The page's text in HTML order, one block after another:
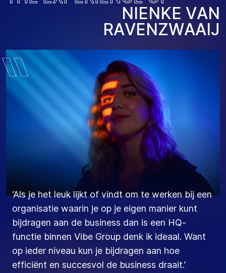
NIENKE VAN
RAVENZWAAIJ
‘Als je het leuk lijkt of vindt om te werken bij een
organisatie waarin je op je eigen manier kunt
bijdragen aan de business dan is een HQ-
functie binnen Vibe Group denk ik ideaal. Want
op ieder niveau kun je bijdragen aan hoe
efficiënt en succesvol de business draait.’